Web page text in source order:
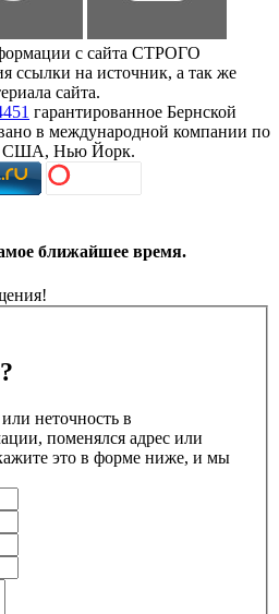
с сайта СТРОГО
на источник, а так же
сайта.
гарантированное Бернской
в международной компании по
в США, Нью Йорк.
ближайшее время.
неточность в
поменялся адрес или
это в форме ниже, и мы